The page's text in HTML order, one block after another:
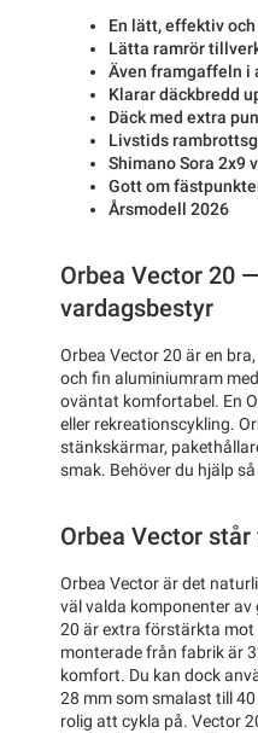
En lätt, effektiv
Lätta ramrör
Även framgaffeln i
Klarar däckbredd
Däck med extra
Livstids
Shimano Sora 2x9
Gott om
Årsmodell 2026
Orbea Vector 20
vardagsbestyr
Orbea Vector 20 är en
och fin aluminiumram
oväntat komfortabel. En
eller rekreationscykling.
stänkskärmar,
smak. Behöver du hjälp
Orbea Vector
Orbea Vector är det
väl valda komponenter
20 är extra förstärkta mot
monterade från fabrik är
komfort. Du kan dock
28 mm som smalast till
rolig att cykla på. Vector